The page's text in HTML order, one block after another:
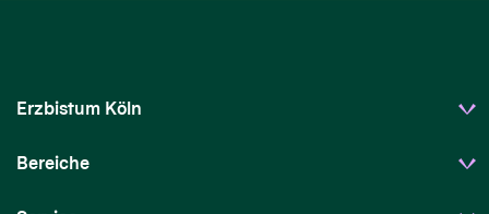
Erzbistum Köln
Bereiche